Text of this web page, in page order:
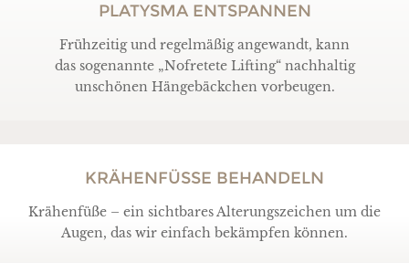
PLATYSMA ENTSPANNEN
Frühzeitig und regelmäßig angewandt, kann
das sogenannte „Nofretete Lifting“ nachhaltig
unschönen Hängebäckchen vorbeugen.
KRÄHENFÜSSE BEHANDELN
Krähenfüße – ein sichtbares Alterungszeichen um die
Augen, das wir einfach bekämpfen können.